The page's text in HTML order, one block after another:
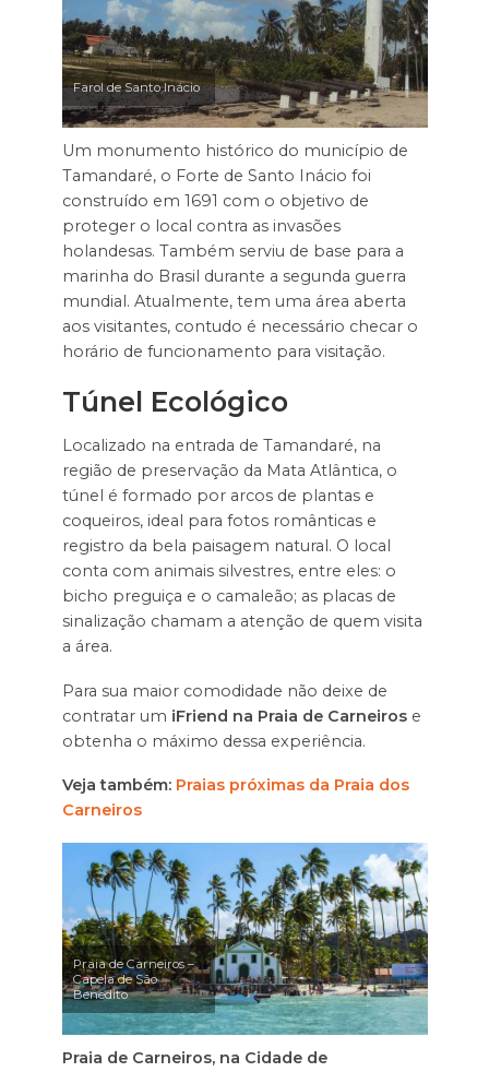
Farol de Santo Inácio
Um monumento histórico do município de
Tamandaré, o Forte de Santo Inácio foi
construído em 1691 com o objetivo de
proteger o local contra as invasões
holandesas. Também serviu de base para a
marinha do Brasil durante a segunda guerra
mundial. Atualmente, tem uma área aberta
aos visitantes, contudo é necessário checar o
horário de funcionamento para visitação.
Túnel Ecológico
Localizado na entrada de Tamandaré, na
região de preservação da Mata Atlântica, o
túnel é formado por arcos de plantas e
coqueiros, ideal para fotos românticas e
registro da bela paisagem natural. O local
conta com animais silvestres, entre eles: o
bicho preguiça e o camaleão; as placas de
sinalização chamam a atenção de quem visita
a área.
Para sua maior comodidade não deixe de
contratar um iFriend na Praia de Carneirose
obtenha o máximo dessa experiência.
Veja também: Praias próximas da Praia dos
Carneiros
Praia de Carneiros –
Capela de São
Benedito
Praia de Carneiros, na Cidade de